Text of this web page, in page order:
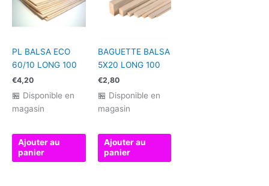
PL BALSA ECO
60/10 LONG 100
€4,20
🏪 Disponible en
magasin
Ajouter au
panier
BAGUETTE BALSA
5X20 LONG 100
€2,80
🏪 Disponible en
magasin
Ajouter au
panier